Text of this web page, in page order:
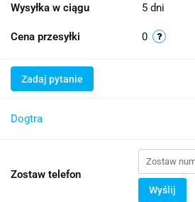
Wysyłka w ciągu 5 dni
Cena przesyłki 0
Zadaj pytanie
Dogtra
Zostaw telefon
Wyślij